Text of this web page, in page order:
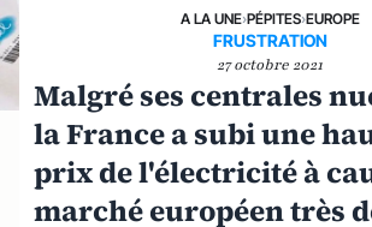
A LA UNE›PÉPITES›EUROPE
FRUSTRATION
27 octobre 2021
Malgré ses centrales
la France a subi une
prix de l'électricité à
marché européen très